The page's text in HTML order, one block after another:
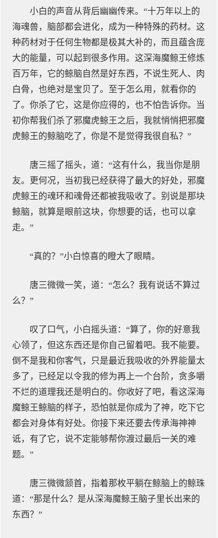
小白的声音从背后幽幽传来。“十万年以上的
海魂兽，脑部都会进化，成为一种特殊的药材。这
种药材对于任何生物都是极其大补的，而且蕴含庞
大的能量，可以起到很多作用。这深海魔鲸王修炼
百万年，它的鲸脑自然是好东西，不说生死人、肉
白骨，也绝对是宝贝了。至于怎么用，就看你的
了。你杀了它，这是你应得的，也不怕告诉你。当
初你帮我们杀了邪魔虎鲸王之后，我就悄悄把邪魔
虎鲸王的鲸脑吃了，你是不是觉得我很自私？”
唐三摇了摇头，道：“这有什么，我当你是朋
友。更何况，当初我已经获得了最大的好处，邪魔
虎鲸王的魂环和魂骨还都被我吸收了。别说是那块
鲸脑，就算是眼前这块，你想要的话，也可以拿
走。”
“真的？”小白惊喜的瞪大了眼睛。
唐三微微一笑，道：“怎么？我有说话不算过
么？”
叹了口气，小白摇头道：“算了，你的好意我
心领了，但这东西还是你自己留着吧。我不能要。
倒不是我和你客气，只是最近我吸收的外界能量太
多了，已经足以令我的修为再上一个台阶，贪多嚼
不烂的道理我还是明白的。你收好了吧，看这深海
魔鲸王鲸脑的样子，恐怕就是你成为了神，吃下它
都会对身体有好处。你接下来还要去传承海神神
诋，有了它，说不定能够帮你渡过最后一关的难
题。”
唐三微微颔首，指着那枚平躺在鲸脑上的鲸珠
道：“那是什么？是从深海魔鲸王脑子里长出来的
东西？”